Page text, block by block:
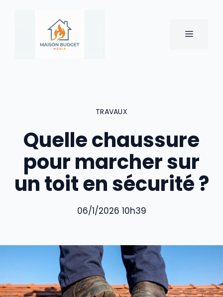
MENU
TRAVAUX
Quelle chaussure
pour marcher sur
un toit en sécurité ?
06/1/2026 10h39